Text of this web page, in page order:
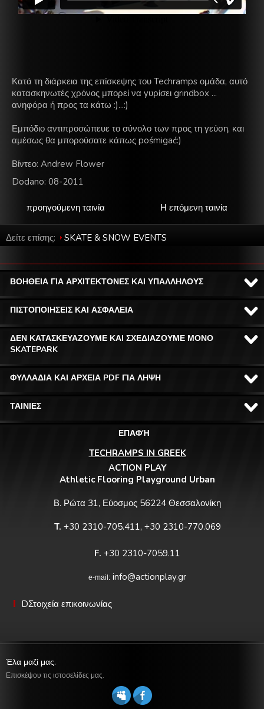
Κατά τη διάρκεια της επίσκεψης του Techramps ομάδα, αυτό
κατασκηνωτές χρόνος μπορεί να γυρίσει grindbox ...
ανηφόρα ή προς τα κάτω :)...:)
Εμπόδιο αντιπροσώπευε το σύνολο των προς τη γεύση, και
αμέσως θα μπορούσατε κάπως pośmigać:)
Βίντεο: Andrew Flower
Dodano: 08-2011
Η επόμενη ταινία
προηγούμενη ταινία
Δείτε επίσης: SKATE & SNOW EVENTS
ΒΟΗΘΕΙΑ ΓΙΑ ΑΡΧΙΤΕΚΤΟΝΕΣ ΚΑΙ ΥΠΑΛΛΗΛΟΥΣ
ΠΙΣΤΟΠΟΙΗΣΕΙΣ ΚΑΙ ΑΣΦΑΛΕΙΑ
ΔΕΝ ΚΑΤΑΣΚΕΥΑΖΟΥΜΕ ΚΑΙ ΣΧΕΔΙΑΖΟΥΜΕ ΜΟΝΟ
SKATEPARK
ΦΥΛΛΑΔΙΑ ΚΑΙ ΑΡΧΕΙΑ PDF ΓΙΑ ΛΗΨΗ
ΤΑΙΝΙΕΣ
ΕΠΑΦΉ
TECHRAMPS IN GREEK
ACTION PLAY
Athletic Flooring Playground Urban
Β. Ρώτα 31, Εύοσμος 56224 Θεσσαλονίκη
T. +30 2310-705.411, +30 2310-770.069
F. +30 2310-7059.11
e-mail: info@actionplay.gr
DΣτοιχεία επικοινωνίας
Έλα μαζί μας.
Επισκέψου τις ιστοσελίδες μας.